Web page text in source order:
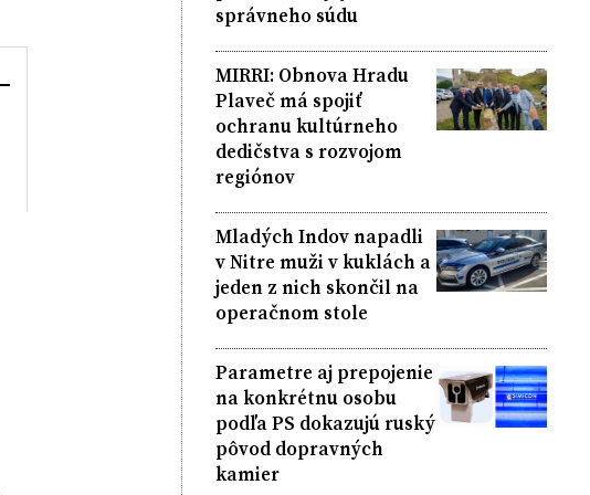
správneho súdu
MIRRI: Obnova Hradu
Plaveč má spojiť
ochranu kultúrneho
dedičstva s rozvojom
regiónov
Mladých Indov napadli
v Nitre muži v kuklách a
jeden z nich skončil na
operačnom stole
Parametre aj prepojenie
na konkrétnu osobu
podľa PS dokazujú ruský
pôvod dopravných
kamier